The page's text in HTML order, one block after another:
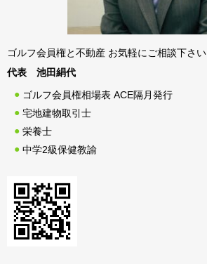
ゴルフ会員権と不動産 お気軽にご相談下さい
代表 池田絹代
ゴルフ会員権相場表 ACE隔月発行
宅地建物取引士
栄養士
中学2級保健教諭